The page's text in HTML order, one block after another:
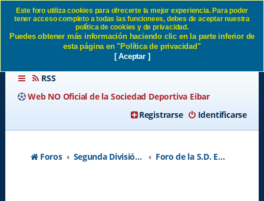
SOBRE LAS TRIBUNAS SD
Eibar
RSS
Web NO Oficial de la Sociedad Deportiva Eibar
Identificarse
Registrarse
Foros Segunda División A - Temporada 2026-2027 Foro de la S.D. Eibar
Este foro utiliza cookies para ofrecerte la mejor experiencia. Para poder
tener acceso completo a todas las funcionees, debes de aceptar nuestra
política de cookies y de privacidad.
Puedes obtener más información haciendo clic en la parte inferior de
esta página en "Política de privacidad"
[ Aceptar ]